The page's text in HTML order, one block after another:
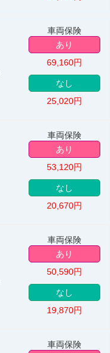
車両保険
あり
69,160円
なし
25,020円
車両保険
あり
53,120円
なし
20,670円
車両保険
あり
50,590円
なし
19,870円
車両保険